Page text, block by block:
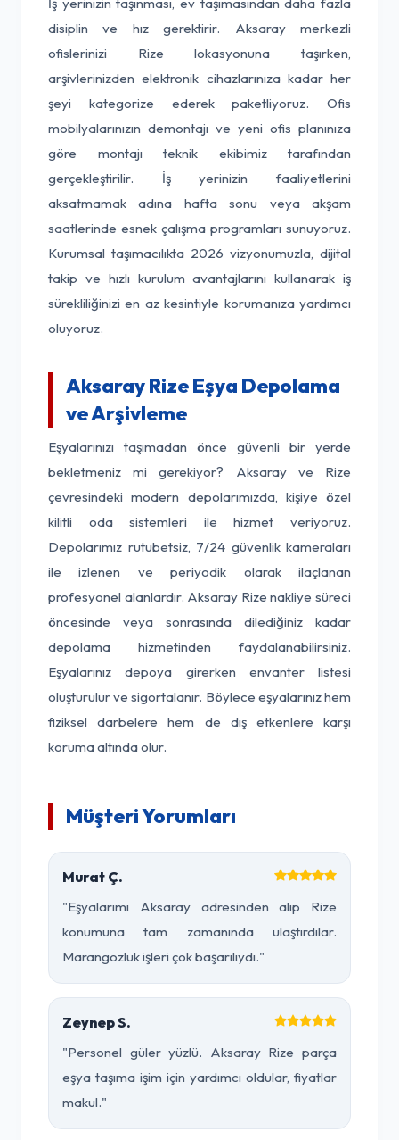
disiplin ve hız gerektirir. Aksaray merkezli
ofislerinizi Rize lokasyonuna taşırken,
arşivlerinizden elektronik cihazlarınıza kadar her
şeyi kategorize ederek paketliyoruz. Ofis
mobilyalarınızın demontajı ve yeni ofis planınıza
göre montajı teknik ekibimiz tarafından
gerçekleştirilir. İş yerinizin faaliyetlerini
aksatmamak adına hafta sonu veya akşam
saatlerinde esnek çalışma programları sunuyoruz.
Kurumsal taşımacılıkta 2026 vizyonumuzla, dijital
takip ve hızlı kurulum avantajlarını kullanarak iş
sürekliliğinizi en az kesintiyle korumanıza yardımcı
oluyoruz.
Aksaray Rize Eşya Depolama
ve Arşivleme
Eşyalarınızı taşımadan önce güvenli bir yerde
bekletmeniz mi gerekiyor? Aksaray ve Rize
çevresindeki modern depolarımızda, kişiye özel
kilitli oda sistemleri ile hizmet veriyoruz.
Depolarımız rutubetsiz, 7/24 güvenlik kameraları
ile izlenen ve periyodik olarak ilaçlanan
profesyonel alanlardır. Aksaray Rize nakliye süreci
öncesinde veya sonrasında dilediğiniz kadar
depolama hizmetinden faydalanabilirsiniz.
Eşyalarınız depoya girerken envanter listesi
oluşturulur ve sigortalanır. Böylece eşyalarınız hem
fiziksel darbelere hem de dış etkenlere karşı
koruma altında olur.
Müşteri Yorumları
Murat Ç.
"Eşyalarımı Aksaray adresinden alıp Rize
konumuna tam zamanında ulaştırdılar.
Marangozluk işleri çok başarılıydı."
Zeynep S.
"Personel güler yüzlü. Aksaray Rize parça
eşya taşıma işim için yardımcı oldular, fiyatlar
makul."